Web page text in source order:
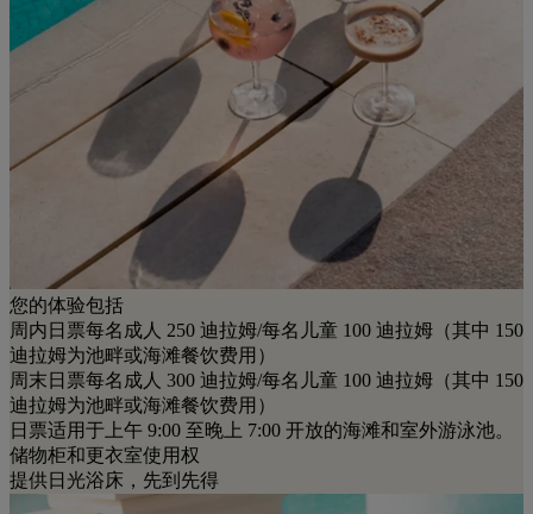
您的体验包括
周内日票每名成人 250 迪拉姆/每名儿童 100 迪拉姆（其中 150
迪拉姆为池畔或海滩餐饮费用）
周末日票每名成人 300 迪拉姆/每名儿童 100 迪拉姆（其中 150
迪拉姆为池畔或海滩餐饮费用）
日票适用于上午 9:00 至晚上 7:00 开放的海滩和室外游泳池。
储物柜和更衣室使用权
提供日光浴床，先到先得